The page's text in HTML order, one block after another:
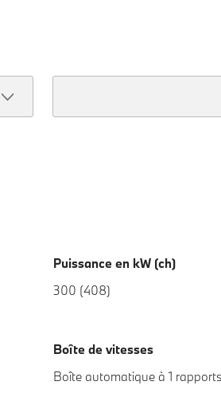
Puissance en kW (ch)
300 (408)
Boîte de vitesses
Boîte automatique à 1